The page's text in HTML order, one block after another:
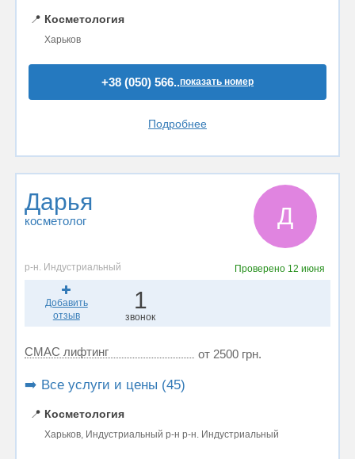
📍 Косметология
Харьков
+38 (050) 566..показать номер
Подробнее
Дарья
косметолог Д
р-н. Индустриальный Проверено 12 июня
Добавить
отзыв
1
звонок
СМАС лифтинг от 2500 грн.
➡️ Все услуги и цены (45)
📍 Косметология
Харьков, Индустриальный р-н р-н. Индустриальный